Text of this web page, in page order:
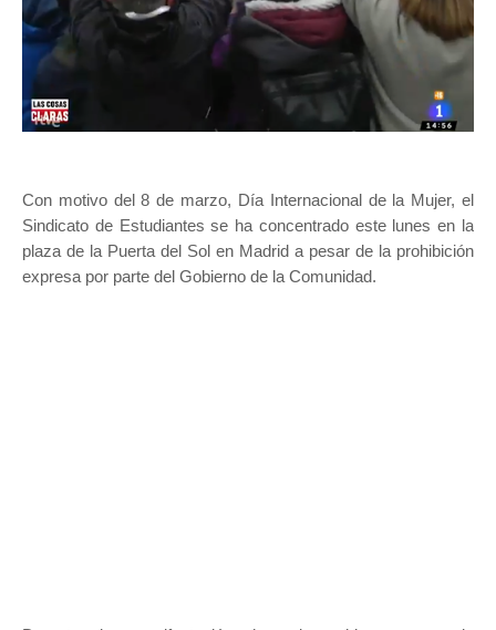
Con motivo del 8 de marzo, Día Internacional de la Mujer, el
Sindicato de Estudiantes se ha concentrado este lunes en la
plaza de la Puerta del Sol en Madrid a pesar de la prohibición
expresa por parte del Gobierno de la Comunidad.